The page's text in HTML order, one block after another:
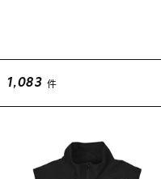
1,083 件